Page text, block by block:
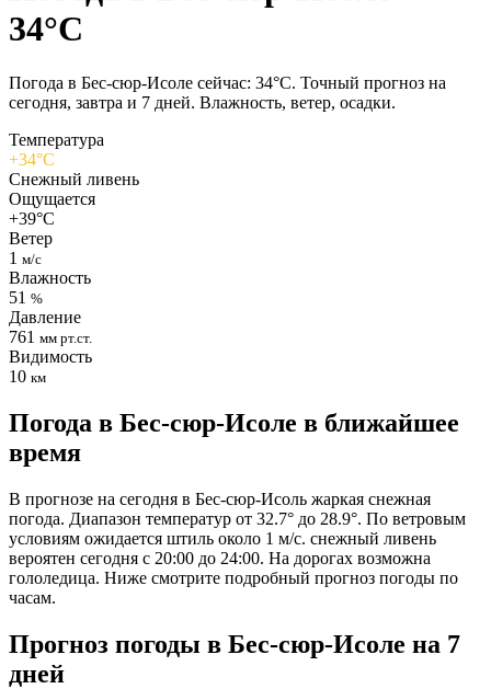
34°C
Погода в Бес-сюр-Исоле сейчас: 34°C. Точный прогноз на
сегодня, завтра и 7 дней. Влажность, ветер, осадки.
Температура
+34°C
Снежный ливень
Ощущается
+39°C
Ветер
1 м/с
Влажность
51 %
Давление
761 мм рт.ст.
Видимость
10 км
Погода в Бес-сюр-Исоле в ближайшее
время
В прогнозе на сегодня в Бес-сюр-Исоль жаркая снежная
погода. Диапазон температур от 32.7° до 28.9°. По ветровым
условиям ожидается штиль около 1 м/с. снежный ливень
вероятен сегодня с 20:00 до 24:00. На дорогах возможна
гололедица. Ниже смотрите подробный прогноз погоды по
часам.
Прогноз погоды в Бес-сюр-Исоле на 7
дней